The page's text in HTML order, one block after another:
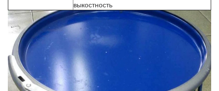
выкостность